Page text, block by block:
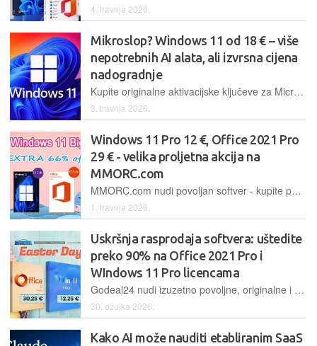
4. travnja 2026.
Mikroslop? Windows 11 od 18 € – više
nepotrebnih AI alata, ali izvrsna cijena
nadogradnje
Kupite originalne aktivacijske ključeve za Microsoft Windows i Office po vrlo konkurentnim cijenama.
3. travnja 2026.
Windows 11 Pro 12 €, Office 2021 Pro
29 € - velika proljetna akcija na
MMORC.com
MMORC.com nudi povoljan softver - kupite paket koji uključuje Office 2021 Pro i Windows 11 Pro za samo 36,44 € i opremite računalo novim trajno aktiviranim originalnim softverom
1. travnja 2026.
Uskršnja rasprodaja softvera: uštedite
preko 90% na Office 2021 Pro i
WIndows 11 Pro licencama
Godeal24 nudi izuzetno povoljne, originalne i trajno aktivirane Windows i Office softverske pakete. Windows 11 Pro samo 12,25 €, Office 2021 Pro Plus samo 30,25 €, Office 2021 Home and Business za Mac 46,99 €
30. ožujka 2026.
Kako AI može nauditi etabliranim SaaS